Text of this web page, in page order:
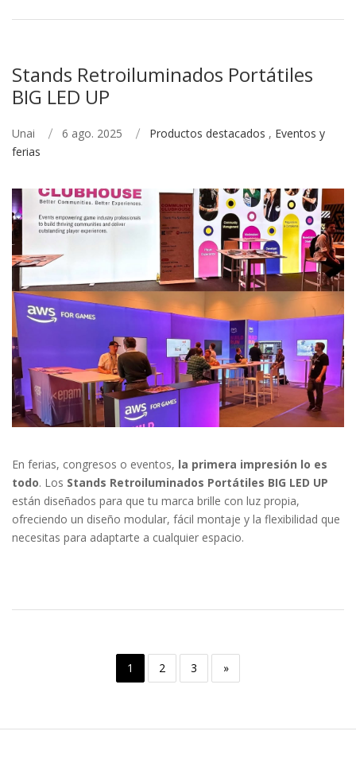
Stands Retroiluminados Portátiles
BIG LED UP
Unai 6 ago. 2025 Productos destacados , Eventos y
ferias
En ferias, congresos o eventos, la primera impresión lo es
todo. Los Stands Retroiluminados Portátiles BIG LED UP
están diseñados para que tu marca brille con luz propia,
ofreciendo un diseño modular, fácil montaje y la flexibilidad que
necesitas para adaptarte a cualquier espacio.
1 2 3 »